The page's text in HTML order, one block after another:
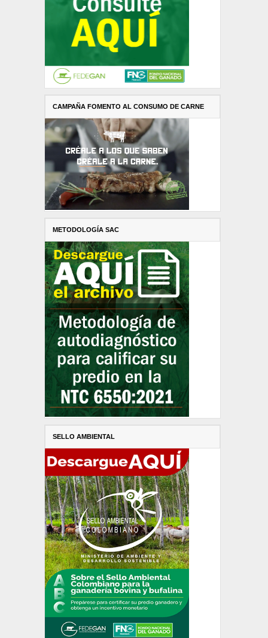
CAMPAÑA FOMENTO AL CONSUMO DE CARNE
METODOLOGÍA SAC
SELLO AMBIENTAL